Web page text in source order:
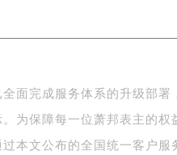
室（需提前预约）
室（需提前预约）
润万象城）17层1706室（
面完成服务体系的升级部署
为保障每一位萧邦表主的权
本文公布的全国统一客户服